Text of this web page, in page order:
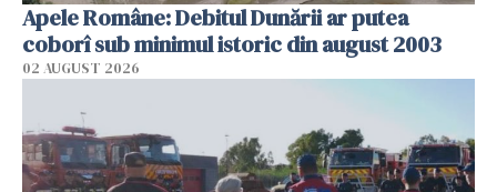
Apele Române: Debitul Dunării ar putea
coborî sub minimul istoric din august 2003
02 AUGUST 2026